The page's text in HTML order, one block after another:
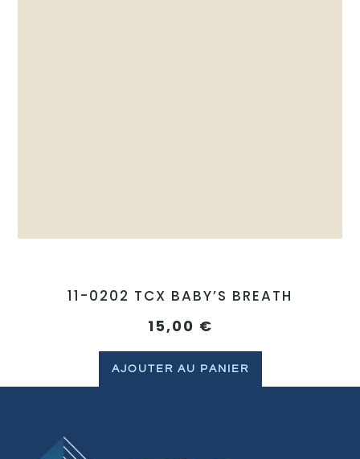
11-0202 TCX BABY’S BREATH
15,00 €
AJOUTER AU PANIER